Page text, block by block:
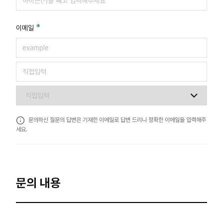
이메일
문의하신 질문의 답변은 기재한 이메일로 답변 드리니 정확한 이메일을 입력해주
세요.
문의 내용